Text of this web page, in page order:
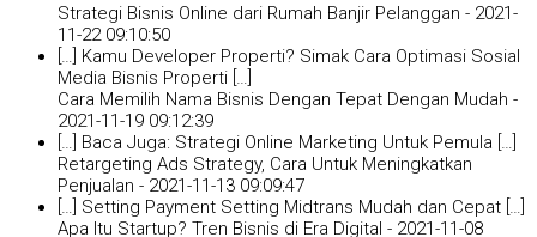
Strategi Bisnis Online dari Rumah Banjir Pelanggan - 2021-
11-22 09:10:50
[…] Kamu Developer Properti? Simak Cara Optimasi Sosial
Media Bisnis Properti […]
Cara Memilih Nama Bisnis Dengan Tepat Dengan Mudah -
2021-11-19 09:12:39
[…] Baca Juga: Strategi Online Marketing Untuk Pemula […]
Retargeting Ads Strategy, Cara Untuk Meningkatkan
Penjualan - 2021-11-13 09:09:47
[…] Setting Payment Setting Midtrans Mudah dan Cepat […]
Apa Itu Startup? Tren Bisnis di Era Digital - 2021-11-08